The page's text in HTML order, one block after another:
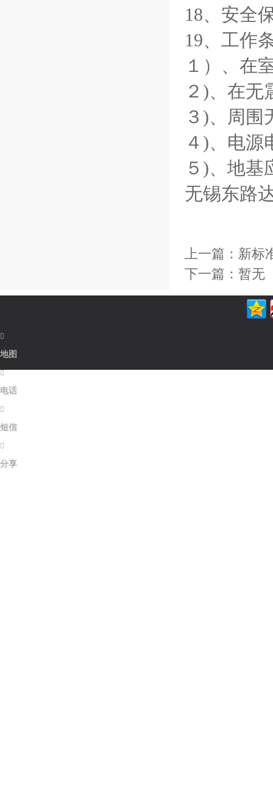
18、安全
19、工作
１）、在
２ )、在无
３ )、周围
４ )、电源
５ )、地基
无锡东路
上一篇：新标
下一篇：暂无

地图

电话

短信

分享